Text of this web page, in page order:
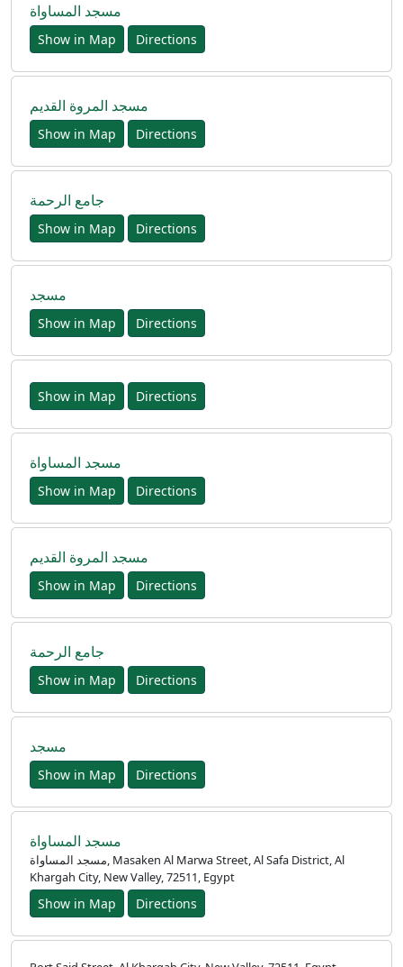
مسجد المساواة
Show in Map Directions
مسجد المروة القديم
Show in Map Directions
جامع الرحمة
Show in Map Directions
مسجد
Show in Map Directions
Show in Map Directions
مسجد المساواة
Show in Map Directions
مسجد المروة القديم
Show in Map Directions
جامع الرحمة
Show in Map Directions
مسجد
Show in Map Directions
مسجد المساواة
مسجد المساواة, Masaken Al Marwa Street, Al Safa District, Al
Khargah City, New Valley, 72511, Egypt
Show in Map Directions